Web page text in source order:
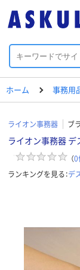
ホーム 事務用
ライオン事務器 ブ
ライオン事務器
（0
ランキングを見る：デ